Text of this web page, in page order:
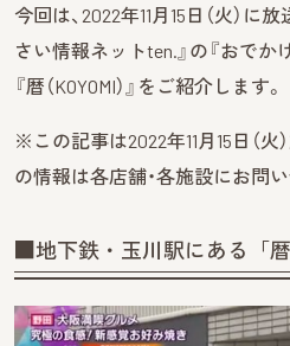
今回は、2022年11月15日（火）に
さい情報ネットten.』の『おでか
『暦（KOYOMI）』をご紹介します。
※この記事は2022年11月15日（
の情報は各店舗・各施設にお問
■地下鉄・玉川駅にある「暦